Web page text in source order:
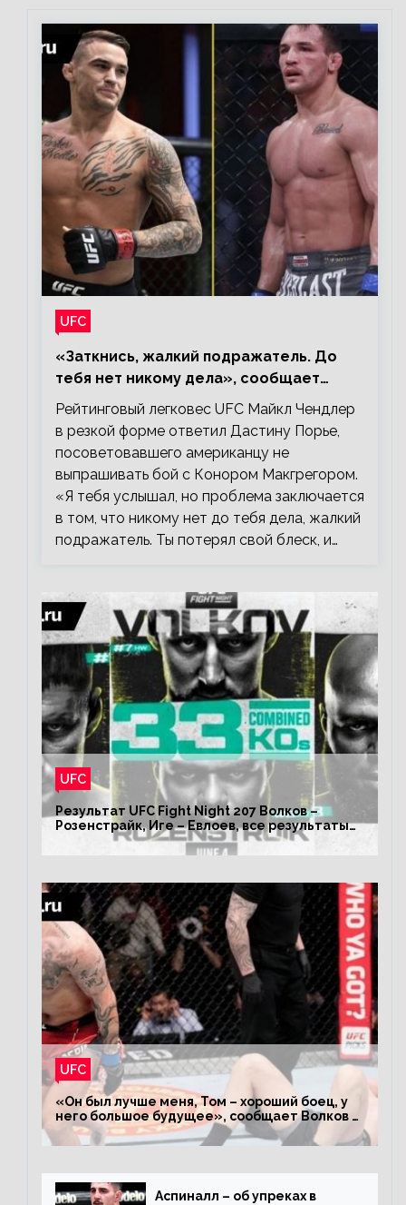
UFC
«Заткнись, жалкий подражатель. До
тебя нет никому дела», сообщает
Майкл Чендлер – о словах Порье
Рейтинговый легковес UFC Майкл Чендлер
в резкой форме ответил Дастину Порье,
посоветовавшего американцу не
выпрашивать бой с Конором Макгрегором.
«Я тебя услышал, но проблема заключается
в том, что никому нет до тебя дела, жалкий
подражатель. Ты потерял свой блеск, и…
UFC
Результат UFC Fight Night 207 Волков –
Розенстрайк, Иге – Евлоев, все результаты
турнира ЮФС ФН 207
UFC
«Он был лучше меня, Том – хороший боец, у
него большое будущее», сообщает Волков –
о поражении Аспиналлу
Аспиналл – об упреках в